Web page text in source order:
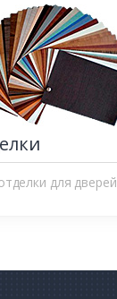
для дверей